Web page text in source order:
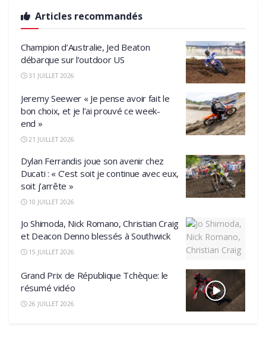
Articles recommandés
Champion d’Australie, Jed Beaton
débarque sur l’outdoor US
31 JUILLET 2026
Jeremy Seewer « Je pense avoir fait le
bon choix, et je l’ai prouvé ce week-
end »
21 JUILLET 2026
Dylan Ferrandis joue son avenir chez
Ducati : « C’est soit je continue avec eux,
soit j’arrête »
10 JUILLET 2026
Jo Shimoda, Nick Romano, Christian Craig
et Deacon Denno blessés à Southwick
15 JUILLET 2026
Grand Prix de République Tchèque: le
résumé vidéo
26 JUILLET 2026